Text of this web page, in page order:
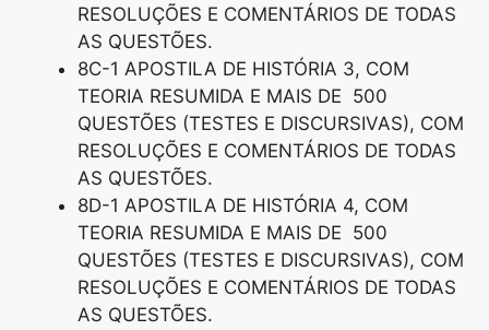
RESOLUÇÕES E COMENTÁRIOS DE TODAS
AS QUESTÕES.
8C-1 APOSTILA DE HISTÓRIA 3, COM
TEORIA RESUMIDA E MAIS DE 500
QUESTÕES (TESTES E DISCURSIVAS), COM
RESOLUÇÕES E COMENTÁRIOS DE TODAS
AS QUESTÕES.
8D-1 APOSTILA DE HISTÓRIA 4, COM
TEORIA RESUMIDA E MAIS DE 500
QUESTÕES (TESTES E DISCURSIVAS), COM
RESOLUÇÕES E COMENTÁRIOS DE TODAS
AS QUESTÕES.